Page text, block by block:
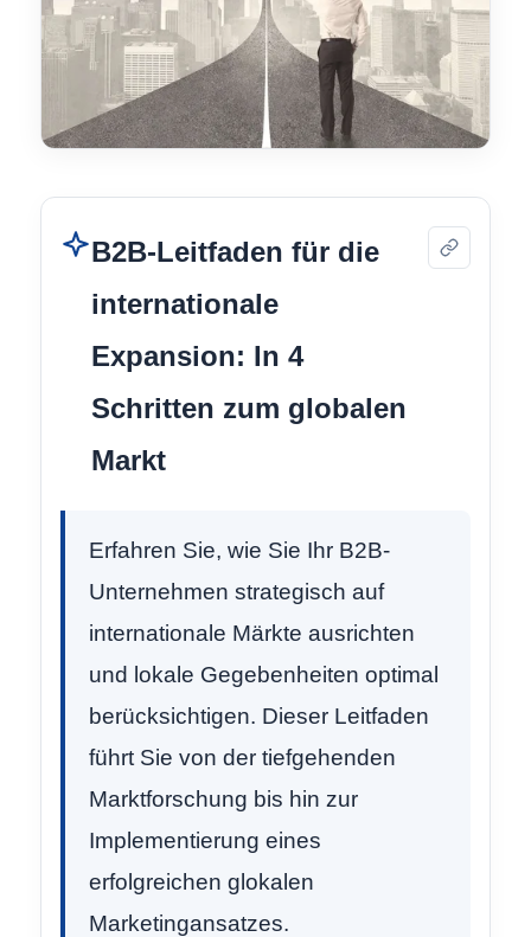
B2B-Leitfaden für die
internationale
Expansion: In 4
Schritten zum globalen
Markt
Erfahren Sie, wie Sie Ihr B2B-
Unternehmen strategisch auf
internationale Märkte ausrichten
und lokale Gegebenheiten optimal
berücksichtigen. Dieser Leitfaden
führt Sie von der tiefgehenden
Marktforschung bis hin zur
Implementierung eines
erfolgreichen glokalen
Marketingansatzes.